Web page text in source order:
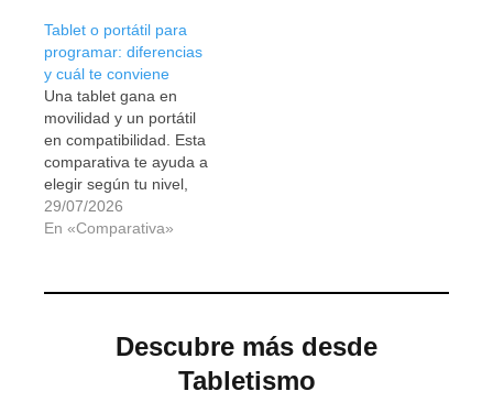
Tablet o portátil para
programar: diferencias
y cuál te conviene
Una tablet gana en
movilidad y un portátil
en compatibilidad. Esta
comparativa te ayuda a
elegir según tu nivel,
lenguaje y forma de
trabajar.
29/07/2026
En «Comparativa»
Descubre más desde
Tabletismo